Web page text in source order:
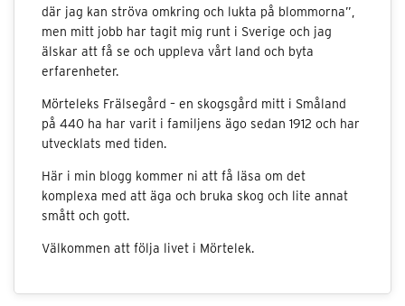
där jag kan ströva omkring och lukta på blommorna”,
men mitt jobb har tagit mig runt i Sverige och jag
älskar att få se och uppleva vårt land och byta
erfarenheter.
Mörteleks Frälsegård – en skogsgård mitt i Småland
på 440 ha har varit i familjens ägo sedan 1912 och har
utvecklats med tiden.
Här i min blogg kommer ni att få läsa om det
komplexa med att äga och bruka skog och lite annat
smått och gott.
Välkommen att följa livet i Mörtelek.